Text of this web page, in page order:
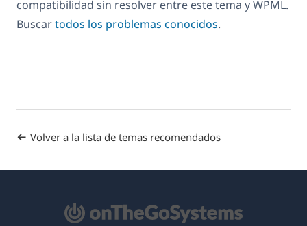
compatibilidad sin resolver entre este tema y WPML.
Buscartodos los problemas conocidos.
Volver a la lista de temas recomendados